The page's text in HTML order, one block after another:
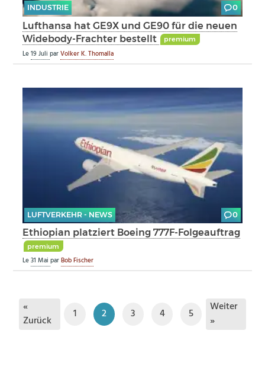
INDUSTRIE 0
Lufthansa hat GE9X und GE90 für die neuen
Widebody-Frachter bestellt
premium
Le19 JuliparVolker K. Thomalla
LUFTVERKEHR - NEWS 0
Ethiopian platziert Boeing 777F-Folgeauftrag
premium
Le31 MaiparBob Fischer
«
Zurück
1 2 3 4 5
Weiter
»